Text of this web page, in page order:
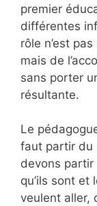
premier
différentes
rôle n’est
mais de
sans porter
résultante.
Le
faut partir du
devons partir
qu’ils sont et
veulent aller,